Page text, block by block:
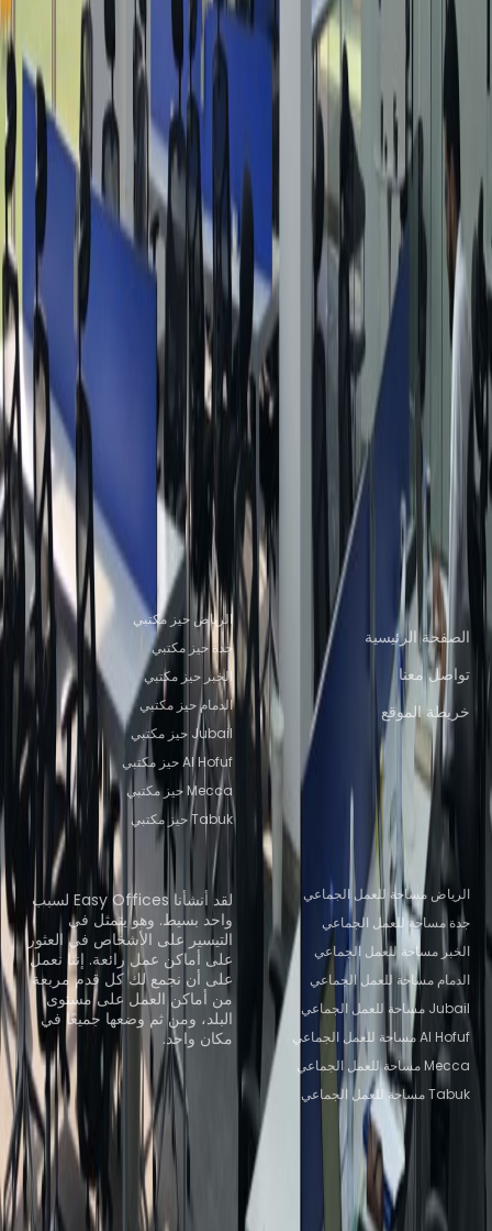
من SAR3500
ص/مث
Tamkeen Tower, 6th floor, King Fahed Road,Al
Yasmin 2573
من SAR2055
ص/مث
Spring Plaza, 2nd floor, King Abdulaziz Road,
Arrabi area,
ص/مث
1st Floor, Riyadh Park, Al Aqiq
من SAR2655
ص/مث
مساحة مكتبية قريبة
حيز مكتبي Riyadh KSA حيز مكتبي الدمام
Jubail
حيز مكتبي الخبر حيز مكتبي KHOBAR
حيز مكتبي
Mecca
مساحة عمل مشتركة قريبة
مساحة للعمل الجماعي Riyadh KSA
مساحة للعمل
الجماعي الدمام
مساحة للعمل الجماعي Al Jubail
مساحة
للعمل الجماعي الخبر
مساحة للعمل الجماعي
KHOBAR
مساحة للعمل الجماعي Mecca
روابط سريعة
الصفحة الرئيسية
تواصل معنا
خريطة الموقع
مواقع المكاتب الشهيرة
الرياض حيز مكتبي
جدة حيز مكتبي
الخبر حيز مكتبي
الدمام حيز مكتبي
Jubail حيز مكتبي
Al Hofuf حيز مكتبي
Mecca حيز مكتبي
Tabuk حيز مكتبي
مواقع المكاتب المشتركة الشهيرة
الرياض مساحة للعمل الجماعي
جدة مساحة للعمل الجماعي
الخبر مساحة للعمل الجماعي
الدمام مساحة للعمل الجماعي
Jubail مساحة للعمل الجماعي
Al Hofuf مساحة للعمل الجماعي
Mecca مساحة للعمل الجماعي
Tabuk مساحة للعمل الجماعي
نبذة عنّا
لقد أنشأنا Easy Offices لسبب
واحد بسيط. وهو يتمثل في
التيسير على الأشخاص في العثور
على أماكن عمل رائعة. إننا نعمل
على أن نجمع لك كل قدم مربعة
من أماكن العمل على مستوى
البلد، ومن ثم وضعها جميعًا في
مكان واحد.
استعرض المساحات المكتبية
Instant Offices
Coworker
The Instant Group
Coworking Insights
Coworkintel
Davinci Meeting Rooms